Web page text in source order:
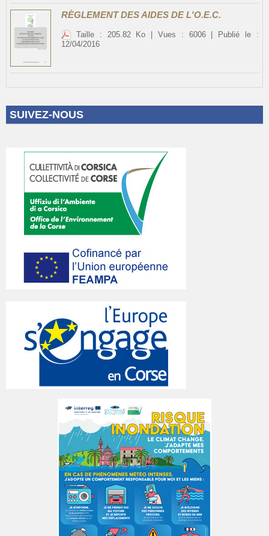
RÈGLEMENT DES AIDES DE L'O.E.C.
Taille : 205.82 Ko | Vues : 6006 | Publié le :
12/04/2016
SUIVEZ-NOUS